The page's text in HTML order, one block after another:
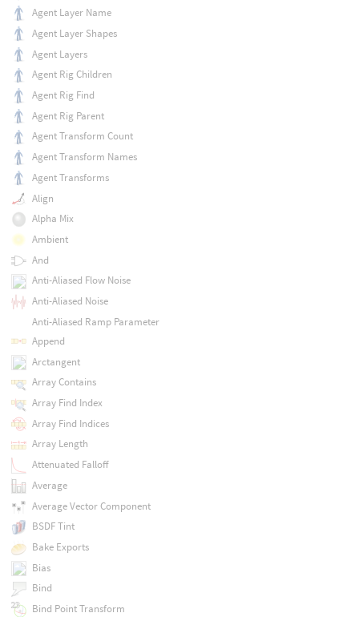
Agent Layer Name
Agent Layer Shapes
Agent Layers
Agent Rig Children
Agent Rig Find
Agent Rig Parent
Agent Transform Count
Agent Transform Names
Agent Transforms
Align
Alpha Mix
Ambient
And
Anti-Aliased Flow Noise
Anti-Aliased Noise
Anti-Aliased Ramp Parameter
Append
Arctangent
Array Contains
Array Find Index
Array Find Indices
Array Length
Attenuated Falloff
Average
Average Vector Component
BSDF Tint
Bake Exports
Bias
Bind
Bind Point Transform